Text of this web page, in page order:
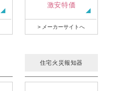
激安特価
> メーカーサイトへ
住宅火災報知器